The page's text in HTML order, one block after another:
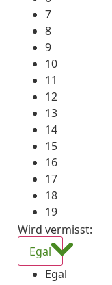
7
8
9
10
11
12
13
14
15
16
17
18
19
Wird vermisst:
Egal
Egal